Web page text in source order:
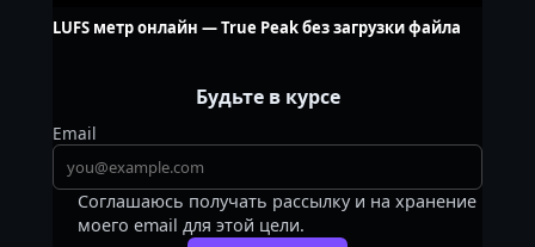
LUFS метр онлайн — True Peak без загрузки файла
Будьте в курсе
Email
Соглашаюсь получать рассылку и на хранение
моего email для этой цели.